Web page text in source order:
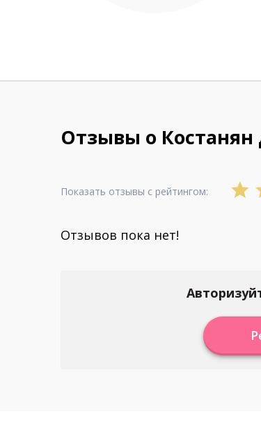
Отзывы о
Показать отзывы с рейтингом:
Отзывов пока нет!